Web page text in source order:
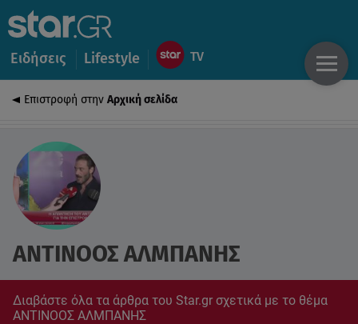
Ειδήσεις Lifestyle
Επιστροφή στην Αρχική σελίδα
AΝΤΙΝΟΟΣ ΑΛΜΠΑΝΗΣ
Διαβάστε όλα τα άρθρα του Star.gr σχετικά με το θέμα
AΝΤΙΝΟΟΣ ΑΛΜΠΑΝΗΣ